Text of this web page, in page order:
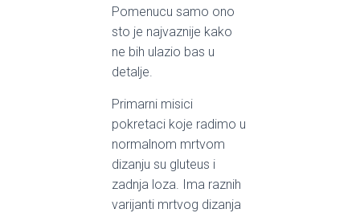
Pomenucu samo ono
sto je najvaznije kako
ne bih ulazio bas u
detalje.
Primarni misici
pokretaci koje radimo u
normalnom mrtvom
dizanju su gluteus i
zadnja loza. Ima raznih
varijanti mrtvog dizanja